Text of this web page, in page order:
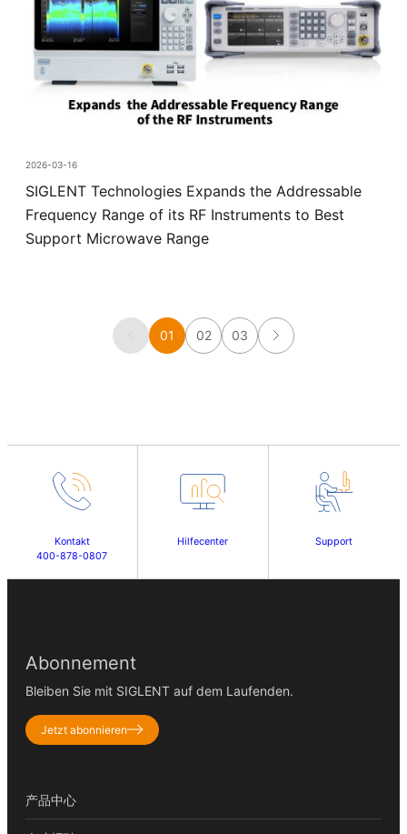
2026-03-16
SIGLENT Technologies Expands the Addressable
Frequency Range of its RF Instruments to Best
Support Microwave Range
01 02 03
Kontakt
400-878-0807
Hilfecenter Support
Abonnement
Bleiben Sie mit SIGLENT auf dem Laufenden.
Jetzt abonnieren
产品中心